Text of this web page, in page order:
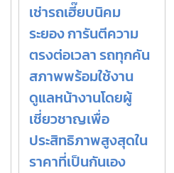
เช่ารถเฮี๊ยบนิคม
ระยอง การันตีความ
ตรงต่อเวลา รถทุกคัน
สภาพพร้อมใช้งาน
ดูแลหน้างานโดยผู้
เชี่ยวชาญเพื่อ
ประสิทธิภาพสูงสุดใน
ราคาที่เป็นกันเอง